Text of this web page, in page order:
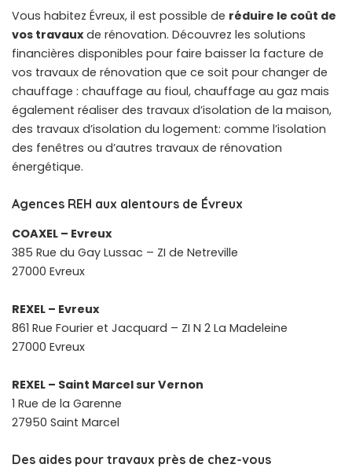
Vous habitez Évreux, il est possible de réduire le coût de
vos travauxde rénovation. Découvrez les solutions
financières disponibles pour faire baisser la facture de
vos travaux de rénovation que ce soit pour changer de
chauffage : chauffage au fioul, chauffage au gaz mais
également réaliser des travaux d’isolation de la maison,
des travaux d’isolation du logement: comme l’isolation
des fenêtres ou d’autres travaux de rénovation
énergétique.
Agences REH aux alentours de Évreux
COAXEL – Evreux
385 Rue du Gay Lussac – ZI de Netreville
27000 Evreux
REXEL – Evreux
861 Rue Fourier et Jacquard – ZI N 2 La Madeleine
27000 Evreux
REXEL – Saint Marcel sur Vernon
1 Rue de la Garenne
27950 Saint Marcel
Des aides pour travaux près de chez-vous